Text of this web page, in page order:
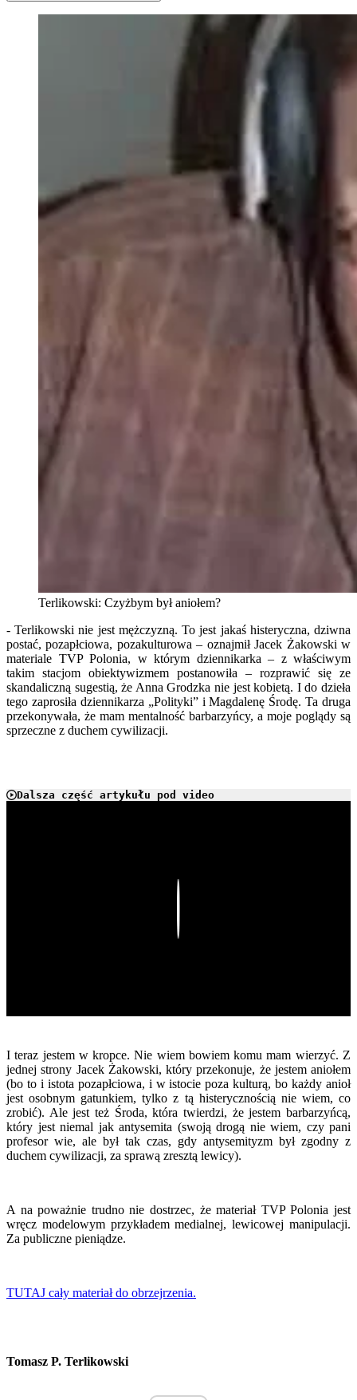
Terlikowski: Czyżbym był aniołem?
- Terlikowski nie jest mężczyzną. To jest jakaś histeryczna, dziwna
postać, pozapłciowa, pozakulturowa – oznajmił Jacek Żakowski w
materiale TVP Polonia, w którym dziennikarka – z właściwym
takim stacjom obiektywizmem postanowiła – rozprawić się ze
skandaliczną sugestią, że Anna Grodzka nie jest kobietą. I do dzieła
tego zaprosiła dziennikarza „Polityki” i Magdalenę Środę. Ta druga
przekonywała, że mam mentalność barbarzyńcy, a moje poglądy są
sprzeczne z duchem cywilizacji.
Dalsza część artykułu pod video
I teraz jestem w kropce. Nie wiem bowiem komu mam wierzyć. Z
jednej strony Jacek Żakowski, który przekonuje, że jestem aniołem
(bo to i istota pozapłciowa, i w istocie poza kulturą, bo każdy anioł
jest osobnym gatunkiem, tylko z tą histerycznością nie wiem, co
zrobić). Ale jest też Środa, która twierdzi, że jestem barbarzyńcą,
który jest niemal jak antysemita (swoją drogą nie wiem, czy pani
profesor wie, ale był tak czas, gdy antysemityzm był zgodny z
duchem cywilizacji, za sprawą zresztą lewicy).
A na poważnie trudno nie dostrzec, że materiał TVP Polonia jest
wręcz modelowym przykładem medialnej, lewicowej manipulacji.
Za publiczne pieniądze.
TUTAJ cały materiał do obrzejrzenia.
Tomasz P. Terlikowski